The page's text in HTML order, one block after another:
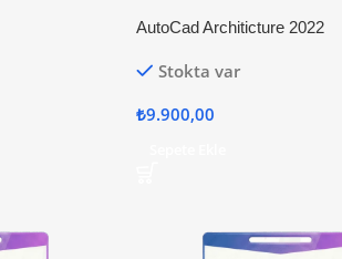
AutoCad Architicture 2022
Stokta var
₺9.900,00